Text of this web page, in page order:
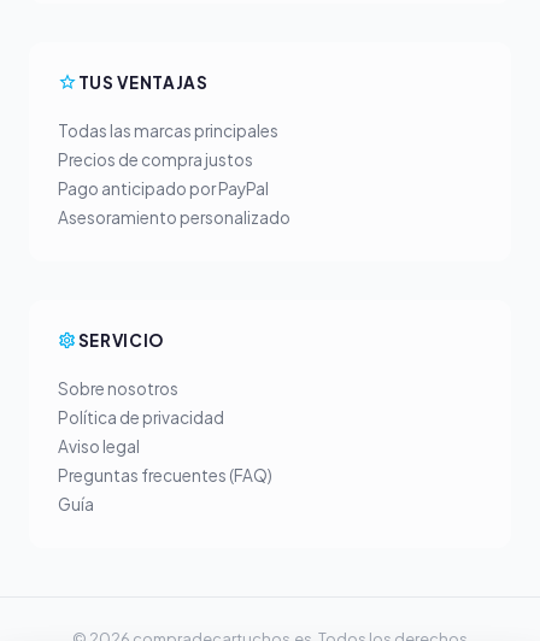
TUS VENTAJAS
Todas las marcas principales
Precios de compra justos
Pago anticipado por PayPal
Asesoramiento personalizado
SERVICIO
Sobre nosotros
Política de privacidad
Aviso legal
Preguntas frecuentes (FAQ)
Guía